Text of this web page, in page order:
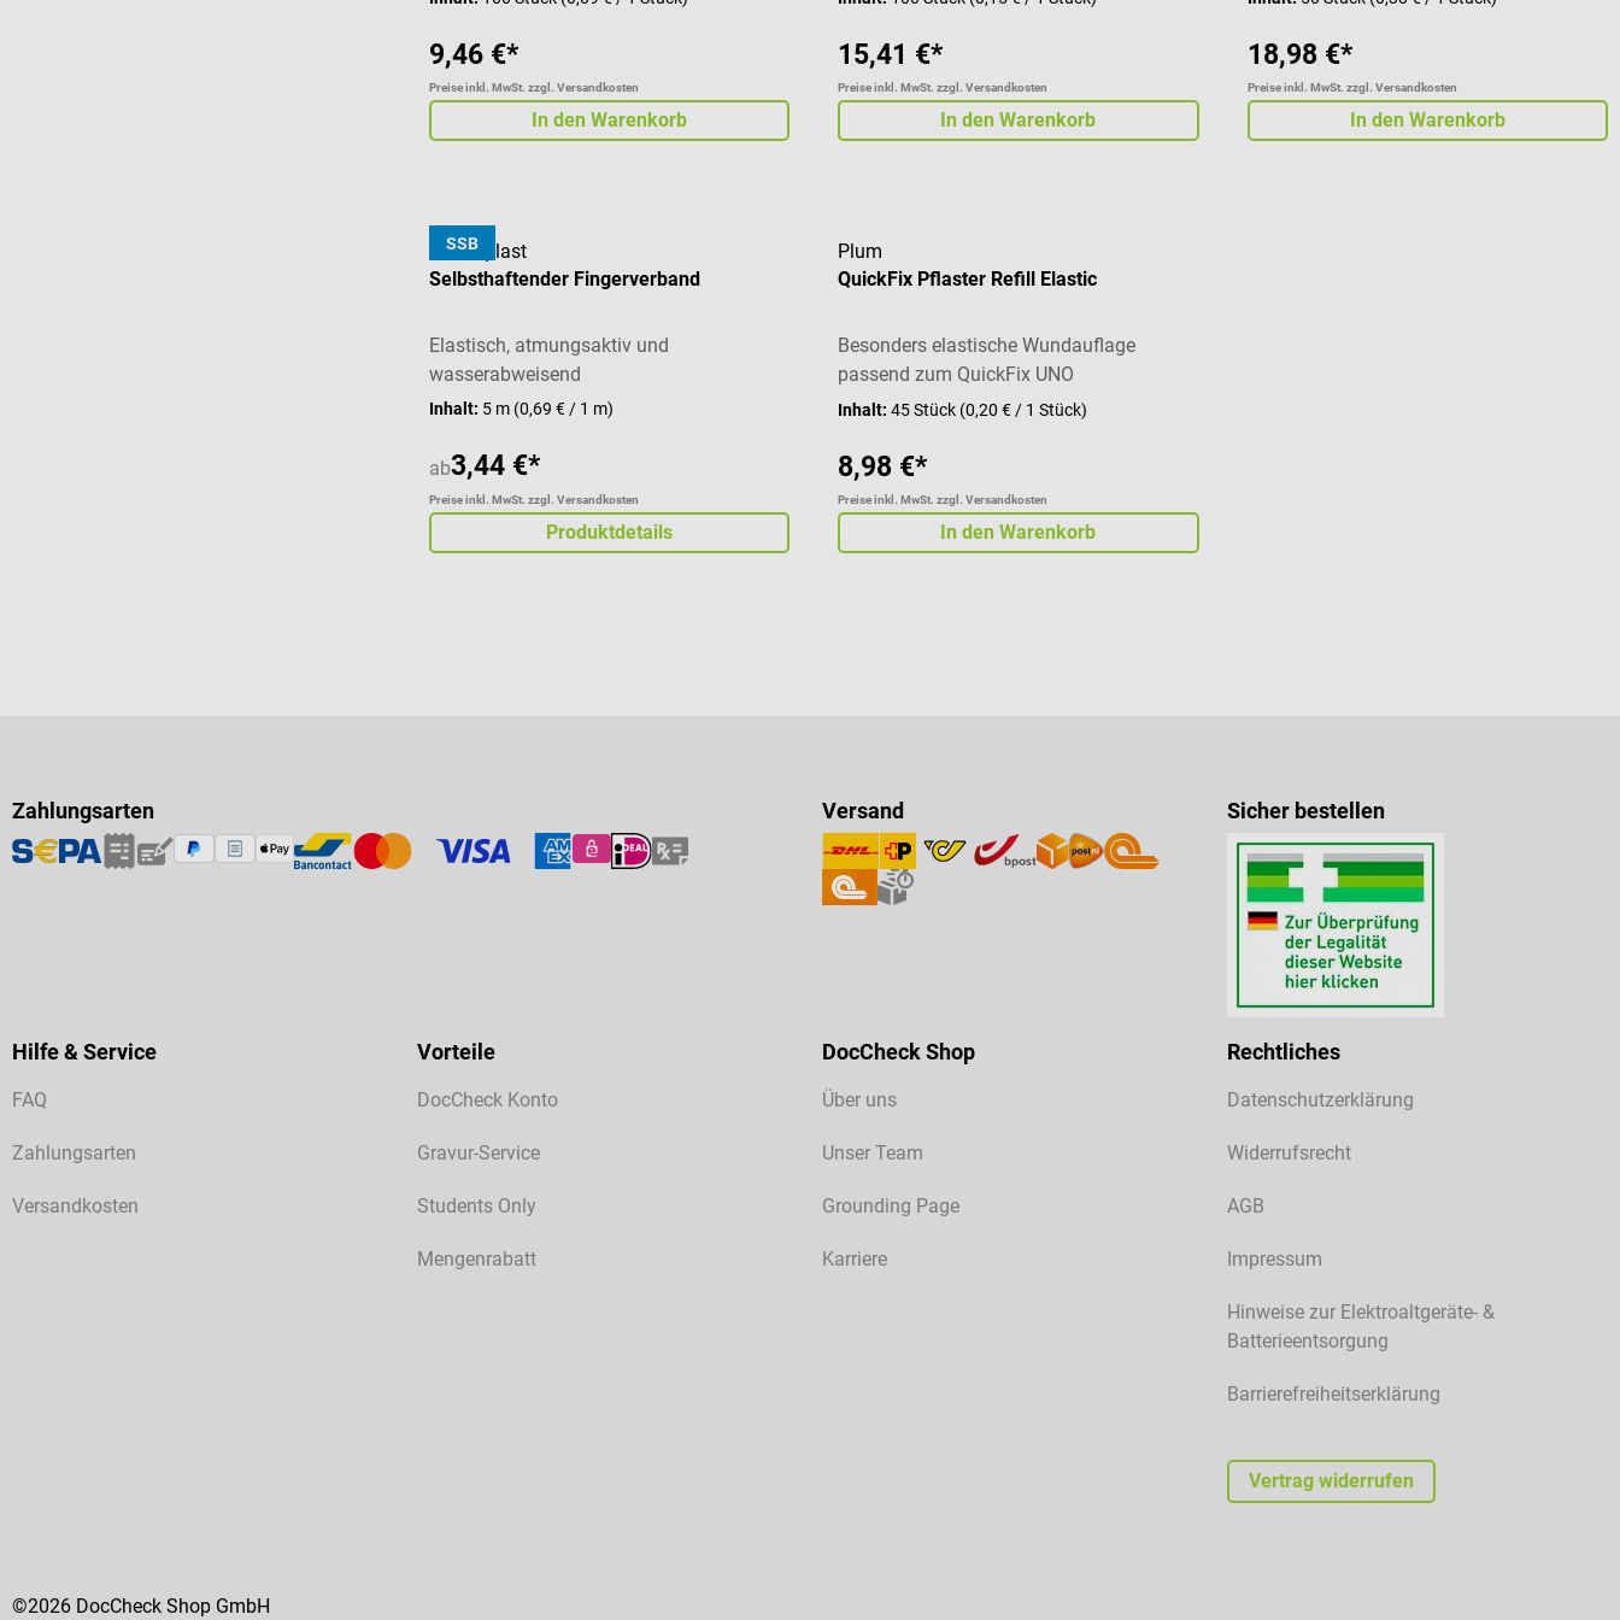
9,46 €*
Preise inkl. MwSt. zzgl. Versandkosten
In den Warenkorb
15,41 €*
Preise inkl. MwSt. zzgl. Versandkosten
In den Warenkorb
18,98 €*
Preise inkl. MwSt. zzgl. Versandkosten
In den Warenkorb
SSB
Hansaplast
Selbsthaftender Fingerverband
Elastisch, atmungsaktiv und
wasserabweisend
Inhalt: 5 m (0,69 € / 1 m)
ab3,44 €*
Preise inkl. MwSt. zzgl. Versandkosten
Produktdetails
Plum
QuickFix Pflaster Refill Elastic
Besonders elastische Wundauflage
passend zum QuickFix UNO
Pflasterspender
Inhalt:45 Stück (0,20 € / 1 Stück)
8,98 €*
Preise inkl. MwSt. zzgl. Versandkosten
In den Warenkorb
Zahlungsarten Versand Sicher bestellen
Hilfe & Service
FAQ
Zahlungsarten
Versandkosten
Vorteile
DocCheck Konto
Gravur-Service
Students Only
Mengenrabatt
DocCheck Shop
Über uns
Unser Team
Grounding Page
Karriere
Rechtliches
Datenschutzerklärung
Widerrufsrecht
AGB
Impressum
Hinweise zur Elektroaltgeräte- &
Batterieentsorgung
Barrierefreiheitserklärung
Vertrag widerrufen
©2026 DocCheck Shop GmbH